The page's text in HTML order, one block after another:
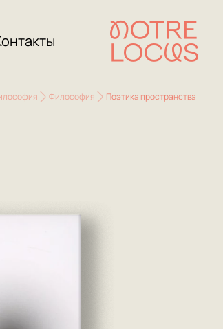
Философия Поэтика пространства